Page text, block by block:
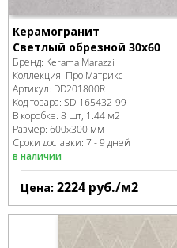
Керамогранит
Светлый обрезной 30x60
Бренд: Kerama Marazzi
Коллекция: Про Матрикс
Артикул: DD201800R
Код товара: SD-165432-99
В коробке: 8 шт, 1.44 м2
Размер: 600x300 мм
Сроки доставки: 7 - 9 дней
в наличии
Цена: 2224 руб./м2